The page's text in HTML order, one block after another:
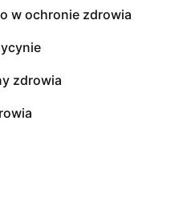
w ochronie zdrowia
zdrowia